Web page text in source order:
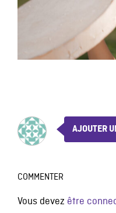
AJOUTER
COMMENTER
Vous devez être